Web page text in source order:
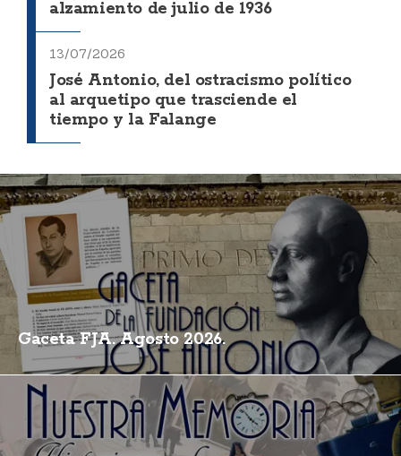
alzamiento de julio de 1936
13/07/2026
José Antonio, del ostracismo político
al arquetipo que trasciende el
tiempo y la Falange
Gaceta FJA. Agosto 2026.